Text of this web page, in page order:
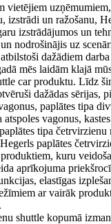
vietējiem
izstrādi un ražošanu,
izstrādājumos un
nodrošinājis uz
dažādiem
mēs laidām klajā
car produktu. Līdz
dažādas sērijas,
paplātes tipa
atspoles vagonus,
tipa četrvirzienu
paplātes
kuru
aprīkojuma
elastīgas
ar vairāk
shuttle kopumā